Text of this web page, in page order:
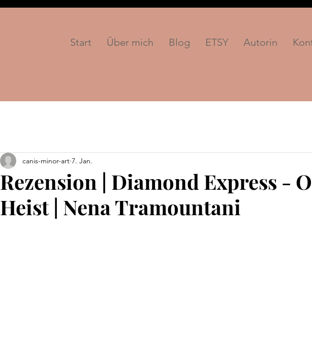
Start Über mich Blog ETSY Autorin
Rezension | Diamond Express -
Heist | Nena Tramountani
canis-minor-art 7. Jan.